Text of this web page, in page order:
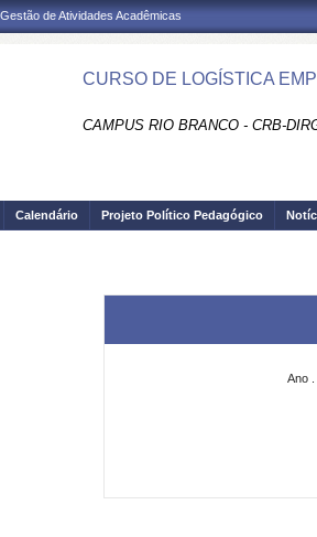
de Atividades Acadêmicas
CURSO DE LOGÍSTICA
CAMPUS RIO BRANCO - CRB-
Calendário Projeto Político Pedagógico
Ano